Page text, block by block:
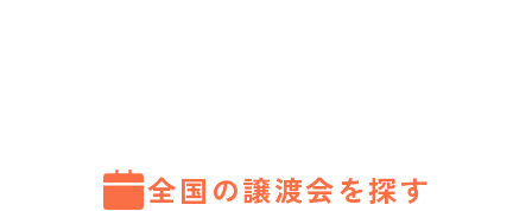
全国の譲渡会を探す